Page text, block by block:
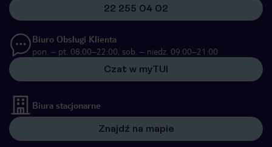
22 255 04 02
Biuro Obsługi Klienta
pon. – pt. 08:00–22:00, sob. – niedz. 09:00–21:00
Czat w myTUI
Biura stacjonarne
Znajdź na mapie